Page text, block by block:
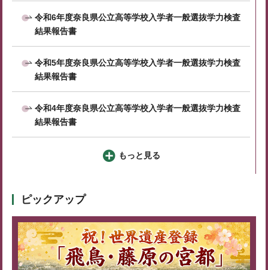
令和6年度奈良県公立高等学校入学者一般選抜学力検査
結果報告書
令和5年度奈良県公立高等学校入学者一般選抜学力検査
結果報告書
令和4年度奈良県公立高等学校入学者一般選抜学力検査
結果報告書
もっと見る
ピックアップ